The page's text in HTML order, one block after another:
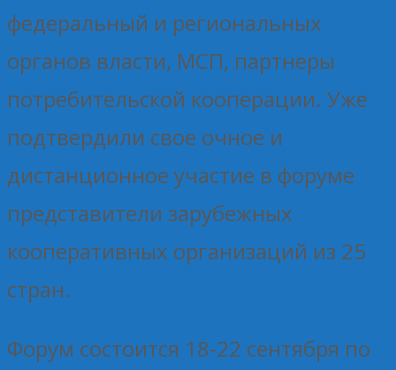
федеральный и региональных
органов власти, МСП, партнеры
потребительской кооперации. Уже
подтвердили свое очное и
дистанционное участие в форуме
представители зарубежных
кооперативных организаций из 25
стран.
Форум состоится 18-22 сентября по